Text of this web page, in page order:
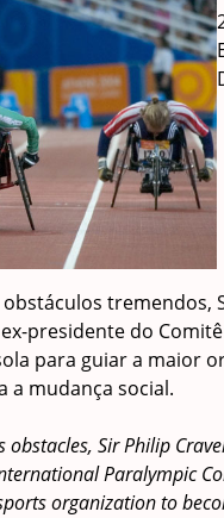
tremendos,
presidente do
para guiar a maior
a mudança social.
obstacles, Sir Philip
Paralympic
organization to